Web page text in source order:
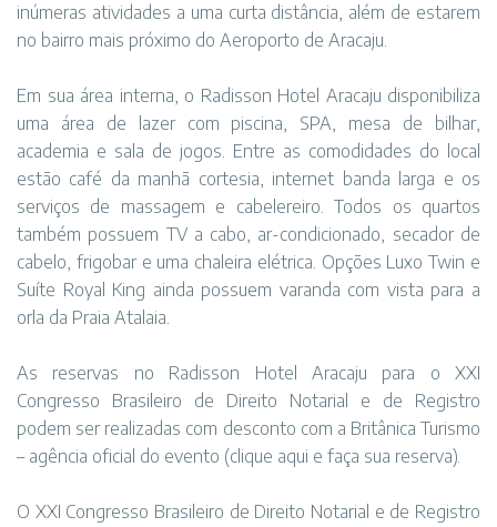
inúmeras atividades a uma curta distância, além de estarem
no bairro mais próximo do Aeroporto de Aracaju.
Em sua área interna, o Radisson Hotel Aracaju disponibiliza
uma área de lazer com piscina, SPA, mesa de bilhar,
academia e sala de jogos. Entre as comodidades do local
estão café da manhã cortesia, internet banda larga e os
serviços de massagem e cabelereiro. Todos os quartos
também possuem TV a cabo, ar-condicionado, secador de
cabelo, frigobar e uma chaleira elétrica. Opções Luxo Twin e
Suíte Royal King ainda possuem varanda com vista para a
orla da Praia Atalaia.
As reservas no Radisson Hotel Aracaju para o XXI
Congresso Brasileiro de Direito Notarial e de Registro
podem ser realizadas com desconto com a Britânica Turismo
– agência oficial do evento (clique aqui e faça sua reserva).
O XXI Congresso Brasileiro de Direito Notarial e de Registro